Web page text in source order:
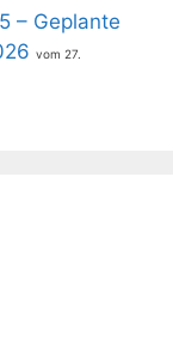
– Geplante
27.